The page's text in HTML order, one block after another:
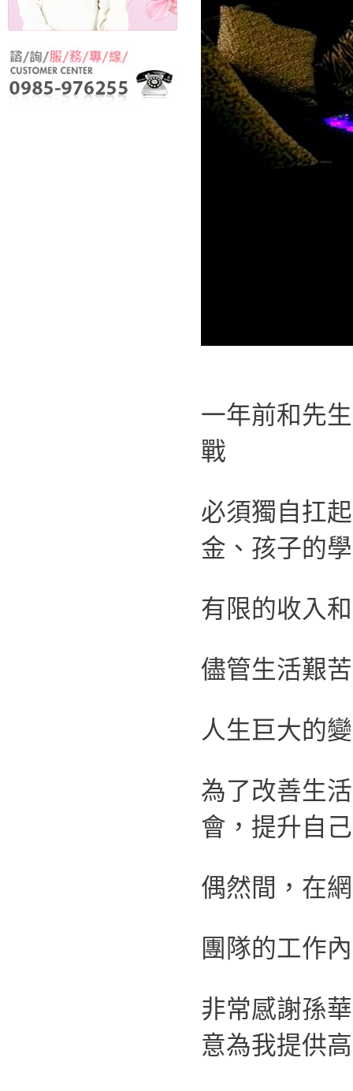
一年前和先
戰
必須獨自扛
金、孩子的
有限的收入
儘管生活艱
人生巨大的
為了改善生
會，提升自
偶然間，在
團隊的工作
非常感謝孫
意為我提供